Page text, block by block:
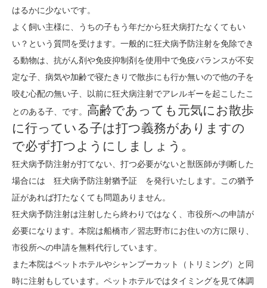
はるかに少ないです。
よく飼い主様に、うちの子もう年だから狂犬病打たなくてもい
い？という質問を受けます。一般的に狂犬病予防注射を免除でき
る動物は、抗がん剤や免疫抑制剤を使用中で免疫バランスが不安
定な子、病気や加齢で寝たきりで散歩にも行か無いので他の子を
咬む心配の無い子、以前に狂犬病注射でアレルギーを起こしたこ
とのある子、です。 高齢であっても元気にお散歩
に行っている子は打つ義務がありますの
で必ず打つようにしましょう。
狂犬病予防注射が打てない、打つ必要がないと獣医師が判断した
場合には 狂犬病予防注射猶予証 を発行いたします。この猶予
証があれば打たなくても問題ありません。
狂犬病予防注射は注射したら終わりではなく、市役所への申請が
必要になります。本院は船橋市／習志野市にお住いの方に限り、
市役所への申請を無料代行しています。
また本院はペットホテルやシャンプーカット（トリミング）と同
時に注射もしています。ペットホテルではタイミングを見て体調